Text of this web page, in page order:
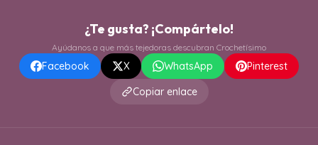
¿Te gusta? ¡Compártelo!
Ayúdanos a que más tejedoras descubran Crochetísimo
Facebook X WhatsApp
Pinterest
Copiar enlace